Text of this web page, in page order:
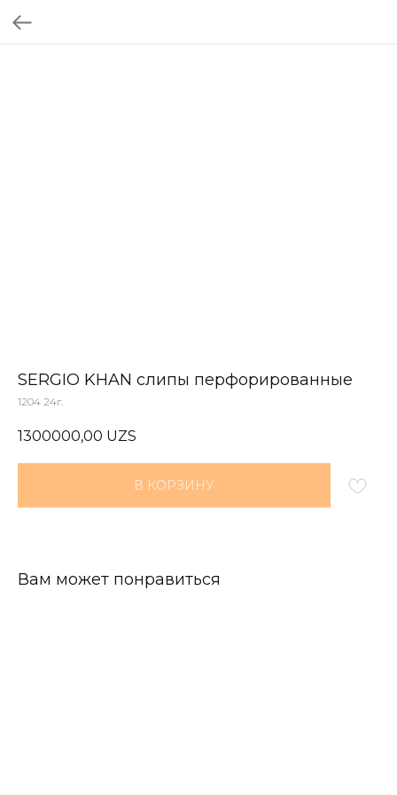
SERGIO KHAN слипы перфорированные
1204 24г.
1300000,00 UZS
В КОРЗИНУ
Вам может понравиться